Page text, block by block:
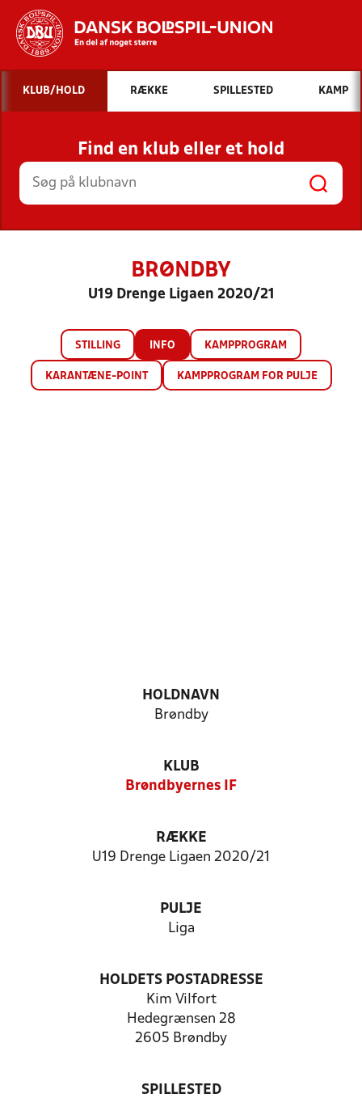
Hvad vil du søge efter?
INDHOLD OG NYHEDER
STILLINGER, RESULTATER, KLUBBER OG
HOLD
KLUB/HOLD RÆKKE SPILLESTED KAMP
Find en klub eller et hold
BRØNDBY
U19 Drenge Ligaen 2020/21
STILLING INFO KAMPPROGRAM
KARANTÆNE-POINT KAMPPROGRAM FOR PULJE
HOLDNAVN
Brøndby
KLUB
Brøndbyernes IF
RÆKKE
U19 Drenge Ligaen 2020/21
PULJE
Liga
HOLDETS POSTADRESSE
Kim Vilfort
Hedegrænsen 28
2605 Brøndby
SPILLESTED